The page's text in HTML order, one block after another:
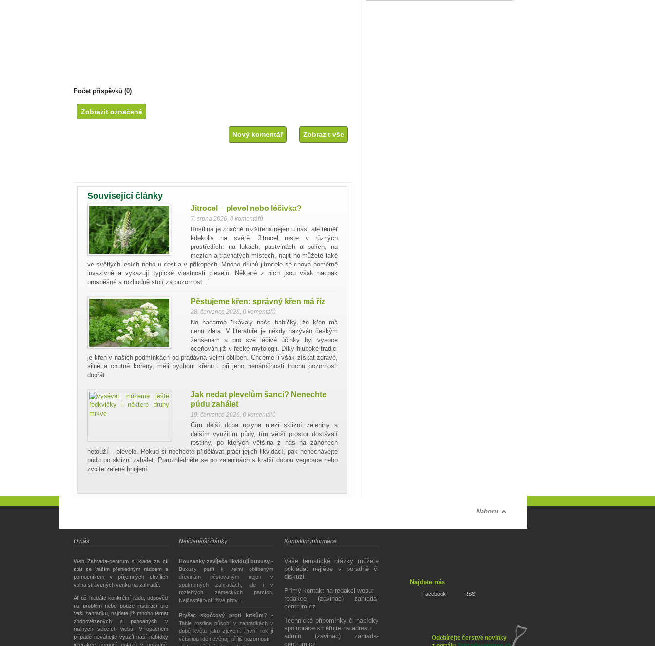
Počet příspěvků (0)
Nový komentář Zobrazit vše
Související články
Jitrocel – plevel nebo léčivka?
7. srpna 2026, 0 komentářů
Rostlina je značně rozšířená nejen u nás, ale téměř
kdekoliv na světě. Jitrocel roste v různých
prostředích: na lukách, pastvinách a polích, na
mezích a travnatých místech, najít ho můžete také
ve světlých lesích nebo u cest a v příkopech. Mnoho druhů jitrocele se chová poměrně
invazivně a vykazují typické vlastnosti plevelů. Některé z nich jsou však naopak
prospěšné a rozhodně stojí za pozornost..
Pěstujeme křen: správný křen má říz
28. července 2026, 0 komentářů
Ne nadarmo říkávaly naše babičky, že křen má
cenu zlata. V literatuře je někdy nazýván českým
ženšenem a pro své léčivé účinky byl vysoce
oceňován již v řecké mytologii. Díky hluboké tradici
je křen v našich podmínkách od pradávna velmi oblíben. Chceme-li však získat zdravé,
silné a chutné kořeny, měli bychom křenu i při jeho nenáročnosti trochu pozornosti
dopřát.
Jak nedat plevelům šanci? Nenechte
půdu zahálet
19. července 2026, 0 komentářů
Čím delší doba uplyne mezi sklizní zeleniny a
dalším využitím půdy, tím větší prostor dostávají
rostliny, po kterých většina z nás na záhonech
netouží – plevele. Pokud si nechcete přidělávat práci jejich likvidací, pak nenechávejte
půdu po sklizni zahálet. Porozhlédněte se po zeleninách s kratší dobou vegetace nebo
zvolte zelené hnojení.
Nahoru
O nás
Web Zahrada-centrum si klade za cíl
stát se Vaším přehledným rádcem a
pomocníkem v příjemných chvílích
volna strávených venku na zahradě.
Ať už hledáte konkrétní radu, odpověď
na problém nebo pouze inspiraci pro
Vaši zahrádku, najdete již mnoho témat
zodpovězených a popsaných v
různých sekcích webu. V opačném
případě neváhejte využít naší nabídky
interakce pomocí dotazů v poradně,
Nejčtenější články
Housenky zavíječe likvidují buxusy -
Buxusy patří k velmi oblíbeným
dřevinám pěstovaným nejen v
soukromých zahradách, ale i v
rozlehlých zámeckých parcích.
Nejčastěji tvoří živé ploty.…
Pryšec skočcový proti krtkům? -
Tahle rostlina působí v zahrádkách v
době květu jako zjevení. První rok jí
většinou lidé nevěnují příliš pozornosti –
Kontaktní informace
Vaše tematické otázky můžete
pokládat nejlépe v poradně či
diskuzi.
Přímý kontakt na redakci webu:
redakce (zavinac) zahrada-
centrum.cz
Technické připomínky či nabídky
spolupráce směřujte na adresu:
admin (zavinac) zahrada-
centrum.cz
Najdete nás
Facebook RSS
Odebírejte čerstvé novinky